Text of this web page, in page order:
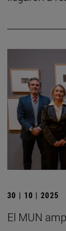
30 | 10 | 2025
El MUN